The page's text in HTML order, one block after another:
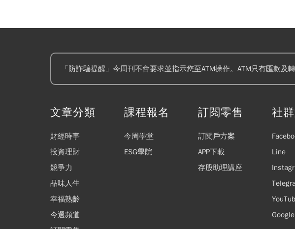
「防詐騙提醒」今周刊不會要求並指示您至ATM操作。ATM只有匯款
文章分類
財經時事
投資理財
競爭力
品味人生
幸福熟齡
今選頻道
課程報名
今周學堂
ESG學院
訂閱零售
訂閱戶方案
APP下載
存股助理講座
社
Line